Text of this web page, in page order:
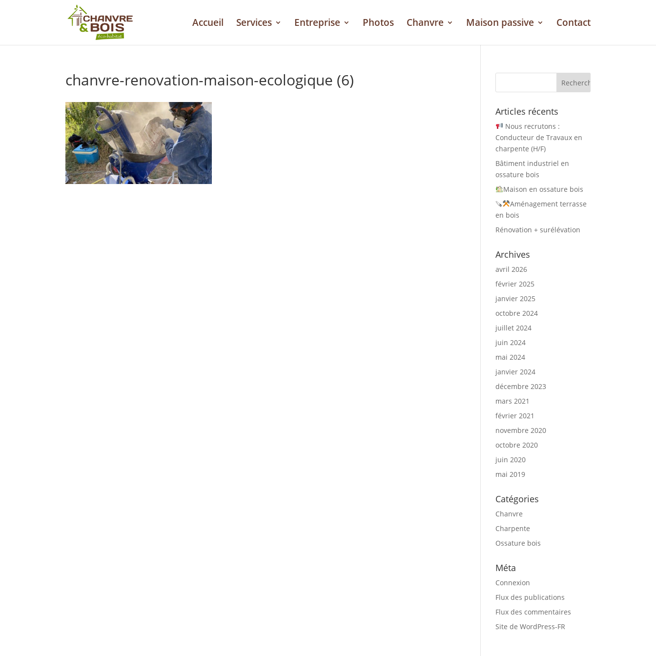
Accueil Services Entreprise Photos Chanvre Maison passive Contact
chanvre-renovation-maison-ecologique (6)
Articles récents
Nous recrutons :
Conducteur de Travaux en
charpente (H/F)
Bâtiment industriel en
ossature bois
Maison en ossature bois
🪚
Aménagement terrasse
en bois
Rénovation + surélévation
Archives
avril 2026
février 2025
janvier 2025
octobre 2024
juillet 2024
juin 2024
mai 2024
janvier 2024
décembre 2023
mars 2021
février 2021
novembre 2020
octobre 2020
juin 2020
mai 2019
Catégories
Chanvre
Charpente
Ossature bois
Méta
Connexion
Flux des publications
Flux des commentaires
Site de WordPress-FR